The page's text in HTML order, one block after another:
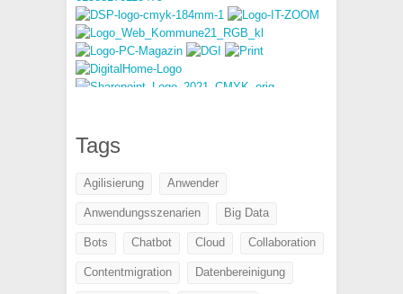
Tags
Agilisierung Anwender
Anwendungsszenarien Big Data
Bots Chatbot Cloud Collaboration
Contentmigration Datenbereinigung